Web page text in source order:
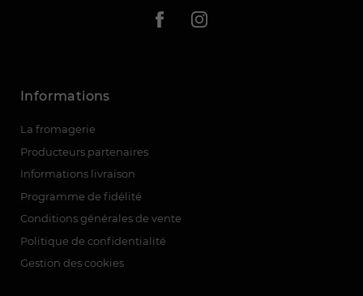
Informations
La fromagerie
Producteurs partenaires
Informations livraison
Programme de fidélité
Conditions générales de vente
Politique de confidentialité
Gestion des cookies